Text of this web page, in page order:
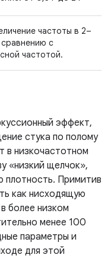
частоты в 2–
сравнению с
частотой.
эффект,
стука по полому
в низкочастотном
«низкий щелчок»,
плотность. Примитив
как нисходящую
более низком
менее 100
параметры и
для этой